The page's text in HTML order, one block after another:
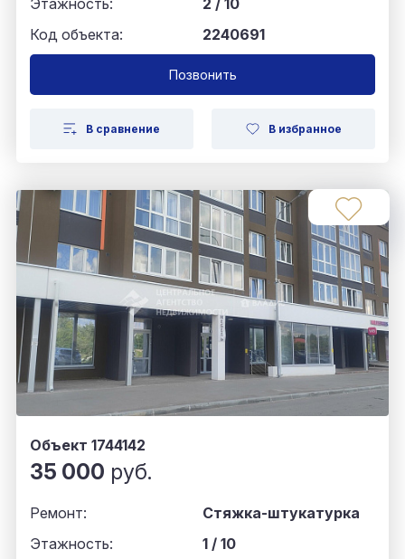
Этажность:
2 / 10
Код объекта:
2240691
Позвонить
В сравнение В избранное
Объект 1744142
35 000 руб.
Ремонт:
Стяжка-штукатурка
Этажность:
1 / 10